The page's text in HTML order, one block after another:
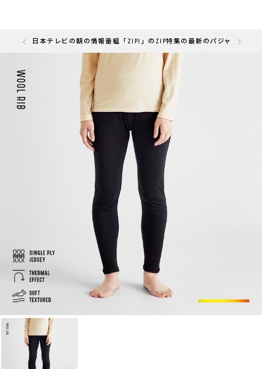
快眠部門」を受賞しました
日本テレビの朝の情報番組「ZIP!」のZIP特集の最新のパジャマとし